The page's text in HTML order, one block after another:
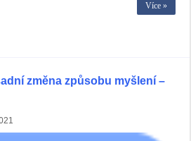
Více »
změna způsobu myšlení –